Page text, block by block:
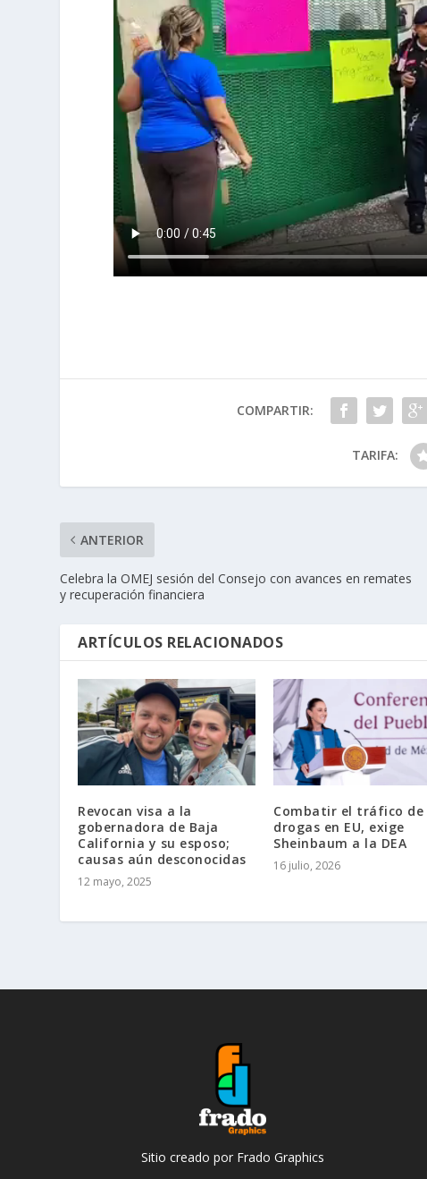
COMPARTIR:
TARIFA:
ANTERIOR
Celebra la OMEJ sesión del Consejo con avances en remates
y recuperación financiera
ARTÍCULOS RELACIONADOS
Revocan visa a la
gobernadora de Baja
California y su esposo;
causas aún desconocidas
12 mayo, 2025
Combatir el tráfico de
drogas en EU, exige
Sheinbaum a la DEA
16 julio, 2026
Sitio creado por Frado Graphics